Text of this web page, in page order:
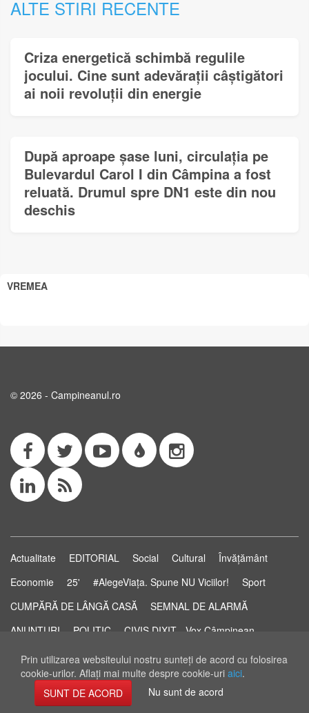
Prin utilizarea websiteului nostru sunteţi de acord cu folosirea
cookie-urilor. Aflaţi mai multe despre cookie-uri aici.
SUNT DE ACORD
Nu sunt de acord
ALTE STIRI RECENTE
Criza energetică schimbă regulile
jocului. Cine sunt adevărații câștigători
ai noii revoluții din energie
După aproape șase luni, circulația pe
Bulevardul Carol I din Câmpina a fost
reluată. Drumul spre DN1 este din nou
deschis
VREMEA
© 2026 - Campineanul.ro
Actualitate EDITORIAL Social Cultural
Învățământ
Economie
25' #AlegeViața. Spune NU Viciilor!
Sport
CUMPĂRĂ DE LÂNGĂ CASĂ
SEMNAL DE ALARMĂ
ANUNȚURI
POLITIC
CIVIS DIXIT - Vox Câmpinean
Știri...să știi!
Pastila de Sănătate
STUDIO ELECTORAL
RSS Feed